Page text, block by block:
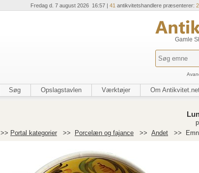
Fredag d. 7 august 2026 16:57 | 41 antikvitetshandlere præsenterer:
Gamle
Søg Opslagstavlen Værktøjer Om
>> Portal kategorier >> Porcelæn og fajance >> Andet >>